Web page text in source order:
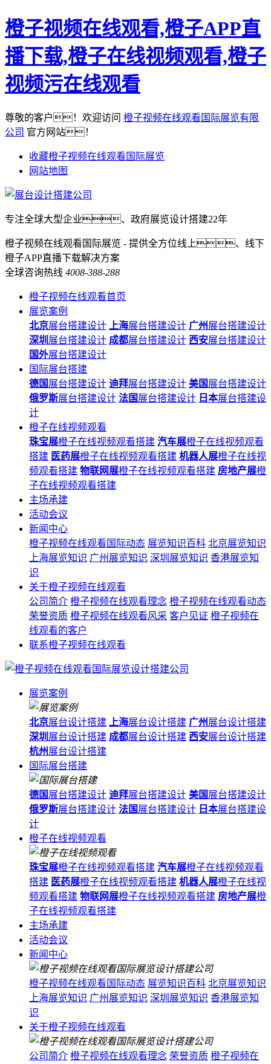
橙子视频在线观看,橙子APP直
播下载,橙子在线视频观看,橙子
视频污在线观看
尊敬的客户！欢迎访问 橙子视频在线观看国际展览有限
公司 官方网站！
收藏橙子视频在线观看国际展览
网站地图
专注全球大型企业、政府展览设计搭建22年
橙子视频在线观看国际展览 - 提供全方位线上、线下
橙子APP直播下载解决方案
全球咨询热线 4008-388-288
橙子视频在线观看首页
展览案例
北京展台搭建设计 上海展台搭建设计 广州展台搭建设计
深圳 展台搭建设计 成都展台搭建设计 西安展台搭建设计
国外展台搭建设计
国际展台搭建
德国 展台搭建设计 迪拜展台搭建设计 美国 展台搭建设计
俄罗斯展台搭建设计 法国 展台搭建设计 日本展台搭建设
计
橙子在线视频观看
珠宝展橙子在线视频观看搭建 汽车展橙子在线视频观看
搭建 医药展橙子在线视频观看搭建 机器人展橙子在线视
频观看搭建 物联网展橙子在线视频观看搭建 房地产展橙
子在线视频观看搭建
主场承建
活动会议
新闻中心
橙子视频在线观看国际动态 展览知识百科 北京展览知识
上海展览知识 广州展览知识 深圳展览知识 香港展览知
识
关于橙子视频在线观看
公司简介 橙子视频在线观看理念 橙子视频在线观看动态
荣誉资质 橙子视频在线观看风采 客户见证 橙子视频在
线观看的客户
联系橙子视频在线观看
展览案例
北京展台设计搭建 上海展台设计搭建 广州展台设计搭建
深圳 展台设计搭建 成都展台设计搭建 西安展台设计搭建
杭州展台设计搭建
国际展台搭建
德国 展台搭建设计 迪拜展台搭建设计 美国 展台搭建设计
俄罗斯展台搭建设计 法国 展台搭建设计 日本展台搭建设
计
橙子在线视频观看
珠宝展橙子在线视频观看搭建 汽车展橙子在线视频观看
搭建 医药展橙子在线视频观看搭建 机器人展橙子在线视
频观看搭建 物联网展橙子在线视频观看搭建 房地产展橙
子在线视频观看搭建
主场承建
活动会议
新闻中心
橙子视频在线观看国际动态 展览知识百科 北京展览知识
上海展览知识 广州展览知识 深圳展览知识 香港展览知
识
关于橙子视频在线观看
公司简介 橙子视频在线观看理念 荣誉资质 橙子视频在